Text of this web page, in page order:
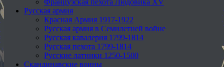
Французская пехота Людовика XV
Русская армия
Красная Армия 1917-1922
Русская армия в Семилетней войне
Русская кавалерия 1799-1814
Русская пехота 1799-1814
Русские латники 1250-1500
Скандинавские воины